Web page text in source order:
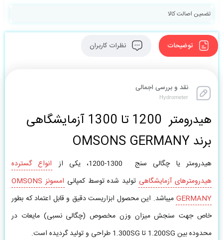
تضمین اصالت کالا
توضیحات نظرات کاربران
نقد و بررسی اجمالی
Hydrometer
هیدرومتر 1200 تا 1300 آزمایشگاهی
برند OMSONS GERMANY
هیدرومتر یا چگالی سنج 1300-1200، یکی از
انواع گسترده
هیدرومترهای آزمایشگاهی تولید شده توسط کمپانی
امسونز OMSONS
GERMANY میباشد. این محصول ابزاریست دقیق و قابل اعتماد که بطور
خاص جهت سنجش میزان وزن مخصوص (چگالی نسبی) مایعات در
محدوده بین 1.200SG تا 1.300SG طراحی و تولید گردیده است.